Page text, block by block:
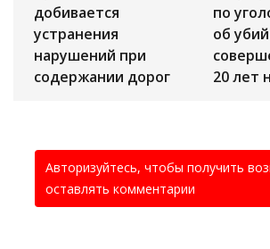
добивается
устранения
нарушений при
содержании дорог
по
об
20 лет
Авторизуйтесь, чтобы получить
оставлять комментарии